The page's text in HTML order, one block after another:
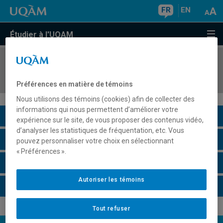
FR EN
Étudier à l'UQAM
COURS//
Description du cours
Horaire - Été 2026
Préférences en matière de témoins
Nous utilisons des témoins (cookies) afin de collecter des
informations qui nous permettent d’améliorer votre
expérience sur le site, de vous proposer des contenus vidéo,
d’analyser les statistiques de fréquentation, etc. Vous
pouvez personnaliser votre choix en sélectionnant
« Préférences ».
Tout refuser
Autoriser les témoins